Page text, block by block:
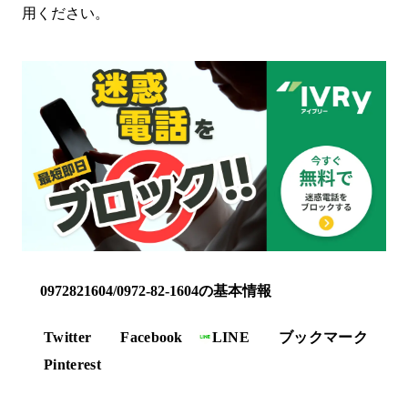
用ください。
0972821604/0972-82-1604の基本情報
Twitter Facebook LINE
ブックマーク
Pinterest